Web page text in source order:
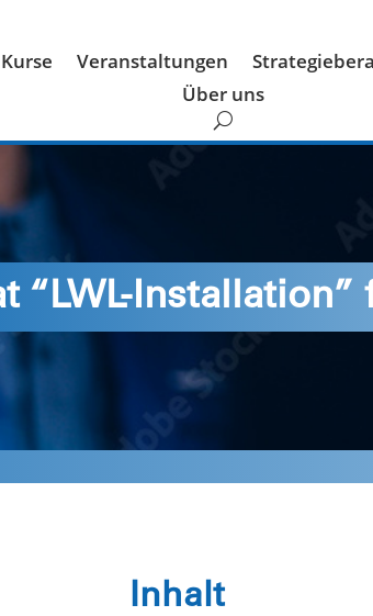
Kurse Veranstaltungen
Über uns
“LWL-Installation”
Inhalt